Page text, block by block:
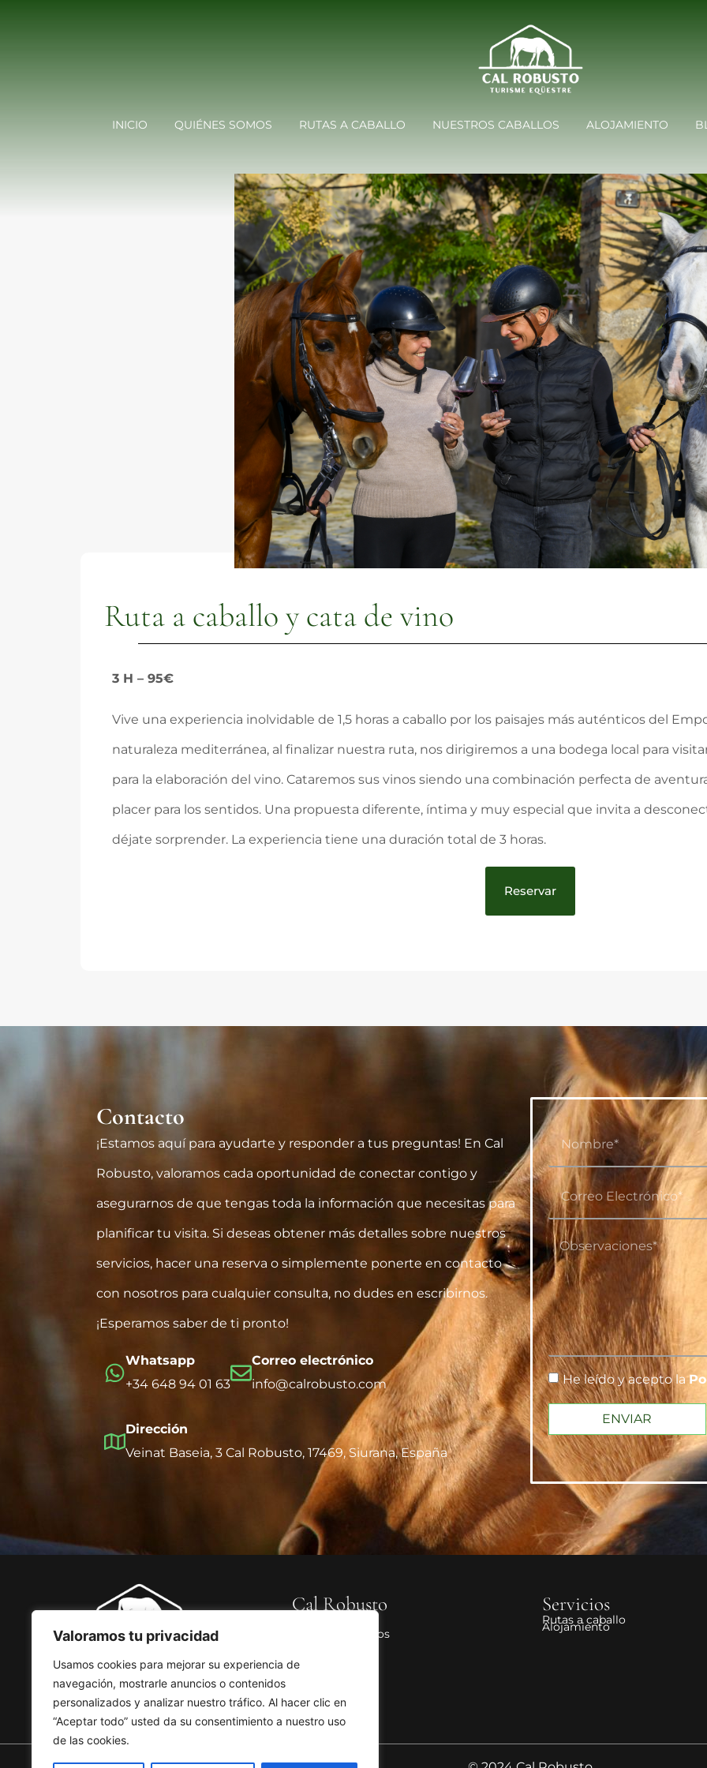
Valoramos tu privacidad
Usamos cookies para mejorar su experiencia de
navegación, mostrarle anuncios o contenidos
personalizados y analizar nuestro tráfico. Al hacer clic en
“Aceptar todo” usted da su consentimiento a nuestro uso
de las cookies.
INICIO QUIÉNES SOMOS RUTAS A CABALLO NUESTROS CABALLOS ALOJAMIENTO
Ruta a caballo y cata de vino
3 H – 95€
Vive una experiencia inolvidable de 1,5 horas a caballo por los paisajes más auténticos del
naturaleza mediterránea, al finalizar nuestra ruta, nos dirigiremos a una bodega local para
para la elaboración del vino. Cataremos sus vinos siendo una combinación perfecta de
placer para los sentidos. Una propuesta diferente, íntima y muy especial que invita a
déjate sorprender. La experiencia tiene una duración total de 3 horas.
Reservar
Contacto
¡Estamos aquí para ayudarte y responder a tus preguntas! En Cal
Robusto, valoramos cada oportunidad de conectar contigo y
asegurarnos de que tengas toda la información que necesitas para
planificar tu visita. Si deseas obtener más detalles sobre nuestros
servicios, hacer una reserva o simplemente ponerte en contacto
con nosotros para cualquier consulta, no dudes en escribirnos.
¡Esperamos saber de ti pronto!
Whatsapp
+34 648 94 01 63
Correo electrónico
info@calrobusto.com
Dirección
Veinat Baseia, 3 Cal Robusto, 17469, Siurana, España
He leído y acepto la
ENVIAR
Cal Robusto
Nuestros caballos
Servicios
Rutas a caballo
Alojamiento